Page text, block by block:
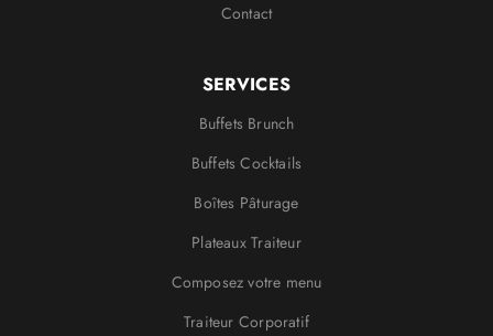
Contact
SERVICES
Buffets Brunch
Buffets Cocktails
Boîtes Pâturage
Plateaux Traiteur
Composez votre menu
Traiteur Corporatif